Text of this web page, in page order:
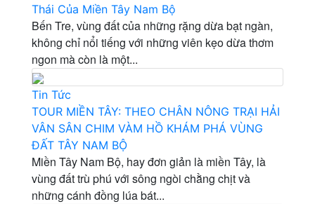
Thái Của Miền Tây Nam Bộ
Bến Tre, vùng đất của những rặng dừa bạt ngàn,
không chỉ nổi tiếng với những viên kẹo dừa thơm
ngon mà còn là một...
Tin Tức
TOUR MIỀN TÂY: THEO CHÂN NÔNG TRẠI HẢI
VÂN SÂN CHIM VÀM HỒ KHÁM PHÁ VÙNG
ĐẤT TÂY NAM BỘ
Miền Tây Nam Bộ, hay đơn giản là miền Tây, là
vùng đất trù phú với sông ngòi chằng chịt và
những cánh đồng lúa bát...